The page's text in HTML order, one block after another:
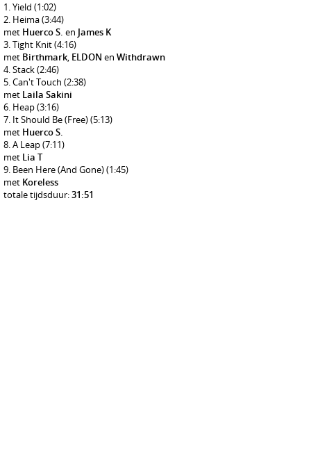
Yield (1:02)
Heima(3:44)
met Huerco S. en James K
Tight Knit(4:16)
met Birthmark, ELDON en Withdrawn
Stack(2:46)
Can't Touch (2:38)
met Laila Sakini
Heap(3:16)
It Should Be (Free)(5:13)
met Huerco S.
A Leap(7:11)
met Lia T
Been Here (And Gone)(1:45)
met Koreless
totale tijdsduur:31:51